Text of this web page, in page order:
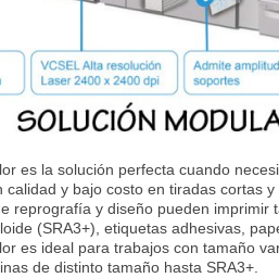
es la solución perfecta cuando
y bajo costo en tiradas cortas
reprografía y diseño pueden imprimir
(SRA3+), etiquetas adhesivas,
es ideal para trabajos con tamaño
de distinto tamaño hasta SRA3+.